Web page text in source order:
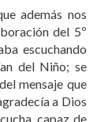
además nos
del 5º
escuchando
del Niño; se
mensaje que
a Dios
capaz de